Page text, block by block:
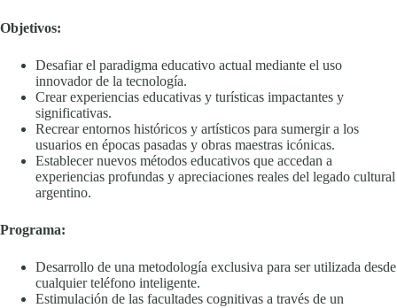
Objetivos:
Desafiar el paradigma educativo actual mediante el uso
innovador de la tecnología.
Crear experiencias educativas y turísticas impactantes y
significativas.
Recrear entornos históricos y artísticos para sumergir a los
usuarios en épocas pasadas y obras maestras icónicas.
Establecer nuevos métodos educativos que accedan a
experiencias profundas y apreciaciones reales del legado cultural
argentino.
Programa:
Desarrollo de una metodología exclusiva para ser utilizada desde
cualquier teléfono inteligente.
Estimulación de las facultades cognitivas a través de un